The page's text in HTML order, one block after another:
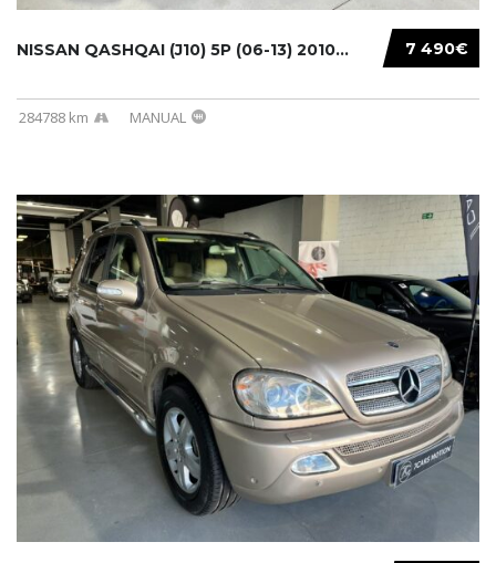
7 490€
NISSAN QASHQAI (J10) 5P (06-13) 2010...
284788 km MANUAL